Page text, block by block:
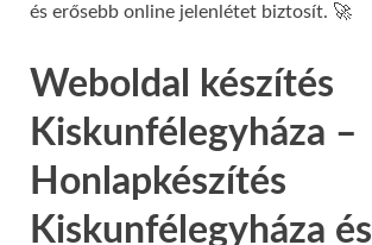
és erősebb online jelenlétet biztosít. 🚀
Weboldal készítés
Kiskunfélegyháza –
Honlapkészítés
Kiskunfélegyháza és